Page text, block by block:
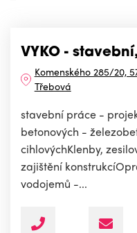
VYKO -
Komenského 285/20,
Třebová
stavební práce -
betonových -
cihlovýchKlenby,
zajištění
vodojemů -...